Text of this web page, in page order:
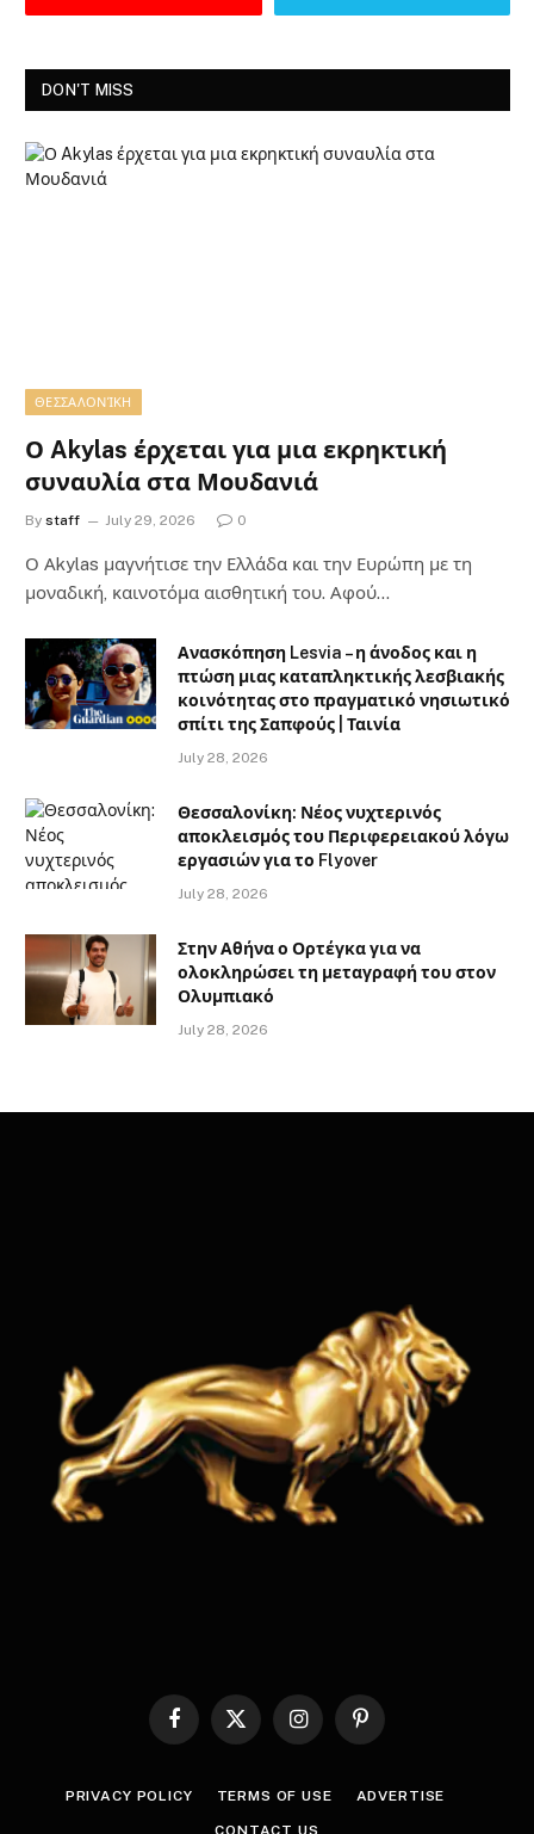
DON'T MISS
ΘΕΣΣΑΛΟΝΊΚΗ
Ο Akylas έρχεται για μια εκρηκτική
συναυλία στα Μουδανιά
By staff July 29, 2026 0
Ο Αkylas μαγνήτισε την Ελλάδα και την Ευρώπη με τη
μοναδική, καινοτόμα αισθητική του. Αφού…
Ανασκόπηση Lesvia – η άνοδος και η
πτώση μιας καταπληκτικής λεσβιακής
κοινότητας στο πραγματικό νησιωτικό
σπίτι της Σαπφούς | Ταινία
July 28, 2026
Θεσσαλονίκη: Νέος νυχτερινός
αποκλεισμός του Περιφερειακού λόγω
εργασιών για το Flyover
July 28, 2026
Στην Αθήνα ο Ορτέγκα για να
ολοκληρώσει τη μεταγραφή του στον
Ολυμπιακό
July 28, 2026
Facebook
X
InstagramPinterest
PRIVACY POLICY TERMS OF USE ADVERTISE